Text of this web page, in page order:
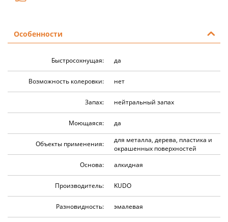
Особенности
Быстросохнущая: да
Возможность колеровки: нет
Запах: нейтральный запах
Моющаяся: да
Объекты применения:
для металла, дерева, пластика и
окрашенных поверхностей
Основа:
алкидная
Производитель: KUDO
Разновидность: эмалевая